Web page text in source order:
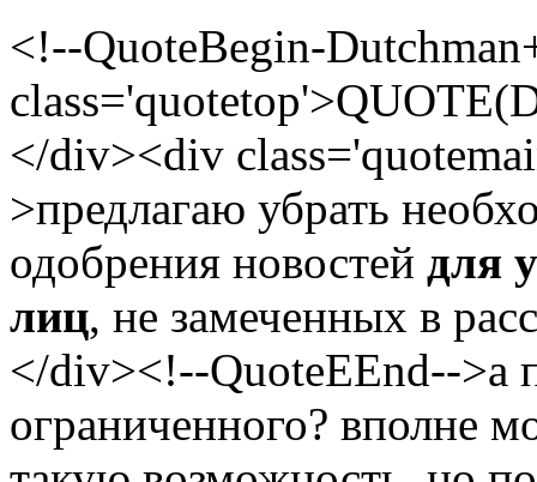
<!--QuoteBegin-
</div><div
>предлагаю убрать
одобрения новостей для
лиц, не замеченных в
</div><!--QuoteEEnd-->а
ограниченного? вполне